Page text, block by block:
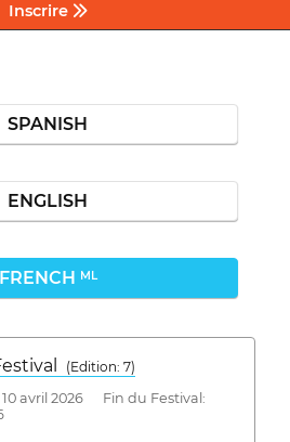
Inscrire
SPANISH
ENGLISH
FRENCH ML
( Edition: 7)
avril 2026 Fin du Festival: